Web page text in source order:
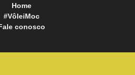
Home
#VôleiMoc
conosco